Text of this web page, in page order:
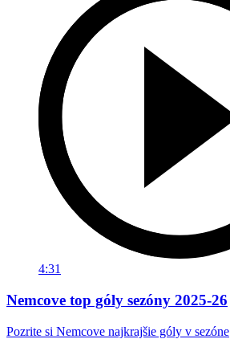
4:31
Nemcove top góly sezóny 2025-26
Pozrite si Nemcove najkrajšie góly v sezóne